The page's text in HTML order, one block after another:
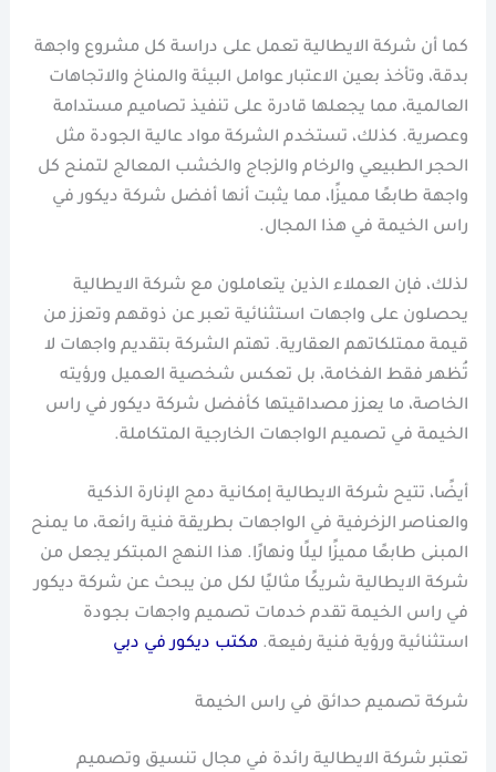
كما أن شركة الايطالية تعمل على دراسة كل مشروع واجهة
بدقة، وتأخذ بعين الاعتبار عوامل البيئة والمناخ والاتجاهات
العالمية، مما يجعلها قادرة على تنفيذ تصاميم مستدامة
وعصرية. كذلك، تستخدم الشركة مواد عالية الجودة مثل
الحجر الطبيعي والرخام والزجاج والخشب المعالج لتمنح كل
واجهة طابعًا مميزًا، مما يثبت أنها أفضل شركة ديكور في
راس الخيمة في هذا المجال.
لذلك، فإن العملاء الذين يتعاملون مع شركة الايطالية
يحصلون على واجهات استثنائية تعبر عن ذوقهم وتعزز من
قيمة ممتلكاتهم العقارية. تهتم الشركة بتقديم واجهات لا
تُظهر فقط الفخامة، بل تعكس شخصية العميل ورؤيته
الخاصة، ما يعزز مصداقيتها كأفضل شركة ديكور في راس
الخيمة في تصميم الواجهات الخارجية المتكاملة.
أيضًا، تتيح شركة الايطالية إمكانية دمج الإنارة الذكية
والعناصر الزخرفية في الواجهات بطريقة فنية رائعة، ما يمنح
المبنى طابعًا مميزًا ليلًا ونهارًا. هذا النهج المبتكر يجعل من
شركة الايطالية شريكًا مثاليًا لكل من يبحث عن شركة ديكور
في راس الخيمة تقدم خدمات تصميم واجهات بجودة
استثنائية ورؤية فنية رفيعة.مكتب ديكور في دبي
شركة تصميم حدائق في راس الخيمة
تعتبر شركة الايطالية رائدة في مجال تنسيق وتصميم